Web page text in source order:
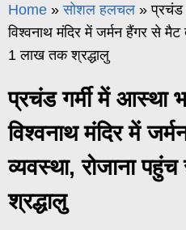
Home » सोशल हलचल » प्रचंड
विश्वनाथ मंदिर में जर्मन हैंगर से
1 लाख तक श्रद्धालु
प्रचंड गर्मी में आस्था
विश्वनाथ मंदिर में
व्यवस्था, रोजाना
श्रद्धालु